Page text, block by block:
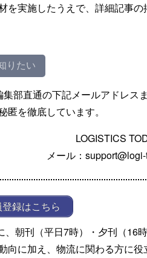
を実施したうえで、詳細記事の
りたい
部直通の下記メールアドレス
を徹底しています。
LOGISTICS
メール：
録はこちら
、朝刊（平日7時）・夕刊（16
向に加え、物流に関わる方に役